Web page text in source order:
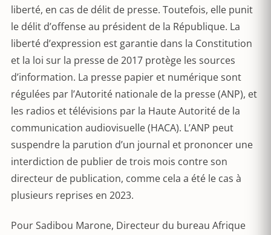
liberté, en cas de délit de presse. Toutefois, elle punit
le délit d’offense au président de la République. La
liberté d’expression est garantie dans la Constitution
et la loi sur la presse de 2017 protège les sources
d’information. La presse papier et numérique sont
régulées par l’Autorité nationale de la presse (ANP), et
les radios et télévisions par la Haute Autorité de la
communication audiovisuelle (HACA). L’ANP peut
suspendre la parution d’un journal et prononcer une
interdiction de publier de trois mois contre son
directeur de publication, comme cela a été le cas à
plusieurs reprises en 2023.
Pour Sadibou Marone, Directeur du bureau Afrique